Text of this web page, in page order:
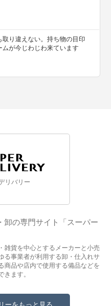
取り違えない。持ち物の目印
ムが今じわじわ来ています
リバリー
卸の専門サイト「スーパー
雑貨を中心とするメーカーと小売
る事業者が利用する卸・仕入れサ
商品や店内で使用する備品などを
きます。